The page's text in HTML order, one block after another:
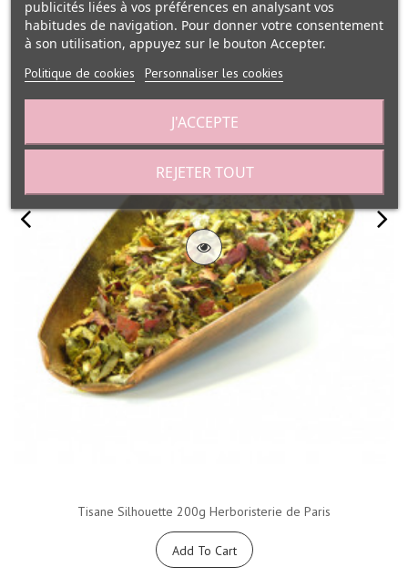
Tisane Silhouette 200g Herboristerie de Paris
Add To Cart
publicités liées à vos préférences en analysant vos
habitudes de navigation. Pour donner votre consentement
à son utilisation, appuyez sur le bouton Accepter.
Politique de cookies Personnaliser les cookies
REJETER TOUT
J'ACCEPTE